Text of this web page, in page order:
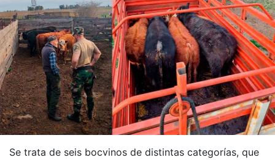
Se trata de seis bocvinos de distintas categorías, que